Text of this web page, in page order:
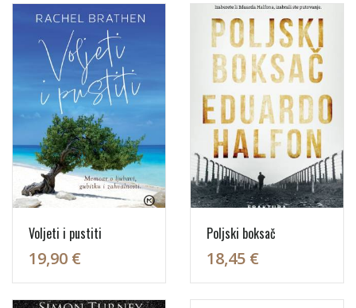
Voljeti i pustiti
19,90 €
Poljski boksač
18,45 €